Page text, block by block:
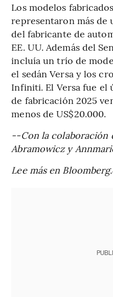
Los modelos
representaron más de
del fabricante de
EE. UU. Además del
incluía un trío de
el sedán Versa y los
Infiniti. El Versa fue el
de fabricación 2025
menos de US$20.000.
--Con la colaboración
Abramowicz y
Lee más en